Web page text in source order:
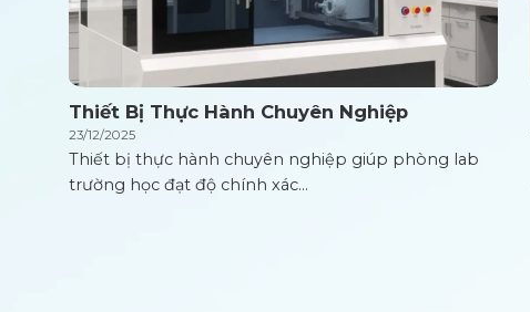
Thiết Bị Thực Hành Chuyên Nghiệp
23/12/2025
Thiết bị thực hành chuyên nghiệp giúp phòng lab
trường học đạt độ chính xác...